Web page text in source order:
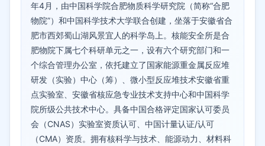
年4月，由中国科学院合肥物质科学研究院（简称“合肥
物院”）和中国科学技术大学联合创建，坐落于安徽省合
肥市西郊蜀山湖风景宜人的科学岛上。核能安全所是合
肥物院下属七个科研单元之一，设有六个研究部门和一
个综合管理办公室，依托建立了国家能源重金属反应堆
研发（实验）中心（筹）、微小型反应堆技术安徽省重
点实验室、安徽省核应急专业技术支持中心和中国科学
院所级公共技术中心。具备中国合格评定国家认可委员
会（CNAS）实验室资质认可、中国计量认证/认可
（CMA）资质。拥有核科学与技术、能源动力、材料科